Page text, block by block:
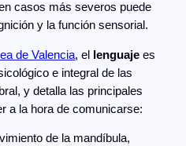
casos más severos puede
y la función sensorial.
de Valencia, el lenguaje es
e integral de las
y detalla las principales
a la hora de comunicarse:
de la mandíbula,